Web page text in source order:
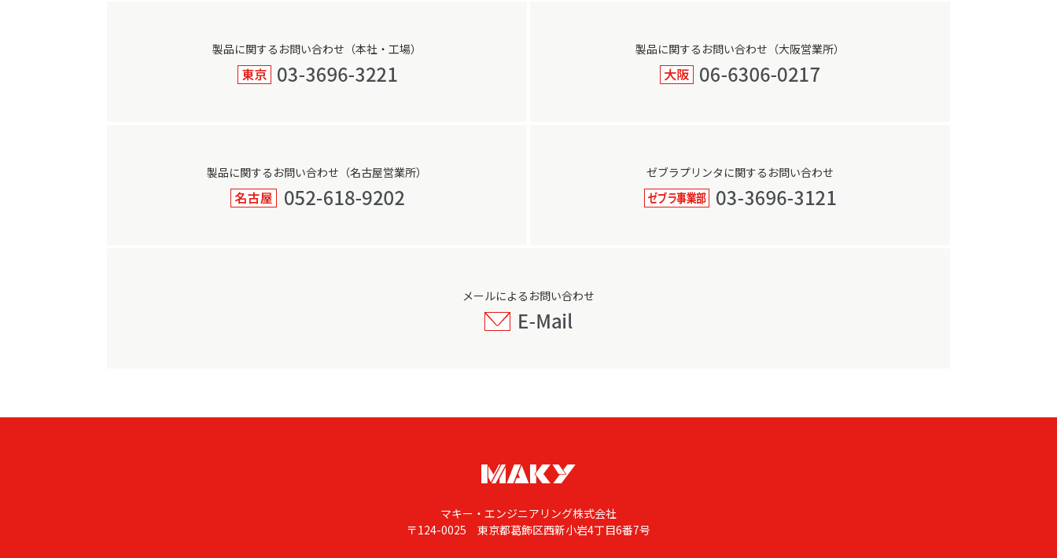
製品に関するお問い合わせ（本社・工場） 製品に関するお問い合わせ（大阪営業所）
製品に関するお問い合わせ（名古屋営業所） ゼブラプリンタに関するお問い合わせ
メールによるお問い合わせ
マキー・エンジニアリング株式会社
〒124-0025 東京都葛飾区西新小岩4丁目6番7号